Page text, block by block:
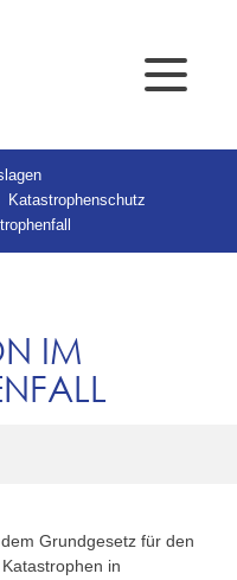
Katastrophenschutz
IM
Grundgesetz für den
in